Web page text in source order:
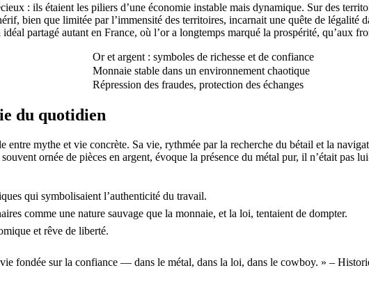
: ils étaient les piliers d’une économie instable mais dynamique. Sur des
bien que limitée par l’immensité des territoires, incarnait une quête de légalité
partagé autant en France, où l’or a longtemps marqué la prospérité, qu’aux
Or et argent : symboles de richesse et de confiance
Monnaie stable dans un environnement chaotique
Répression des fraudes, protection des échanges
du quotidien
mythe et vie concrète. Sa vie, rythmée par la recherche du bétail et la
ornée de pièces en argent, évoque la présence du métal pur, il n’était pas
qui symbolisaient l’authenticité du travail.
comme une nature sauvage que la monnaie, et la loi, tentaient de dompter.
et rêve de liberté.
fondée sur la confiance — dans le métal, dans la loi, dans le cowboy. » –